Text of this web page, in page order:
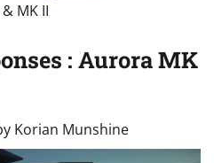
MK II
: Aurora MK
Korian Munshine